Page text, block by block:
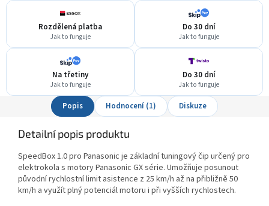
Rozdělená platba
Jak to funguje
Do 30 dní
Jak to funguje
Na třetiny
Jak to funguje
Do 30 dní
Jak to funguje
Popis Hodnocení (1) Diskuze
Detailní popis produktu
SpeedBox 1.0 pro Panasonic je základní tuningový čip určený pro
elektrokola s motory Panasonic GX série. Umožňuje posunout
původní rychlostní limit asistence z 25 km/h až na přibližně 50
km/h a využít plný potenciál motoru i při vyšších rychlostech.